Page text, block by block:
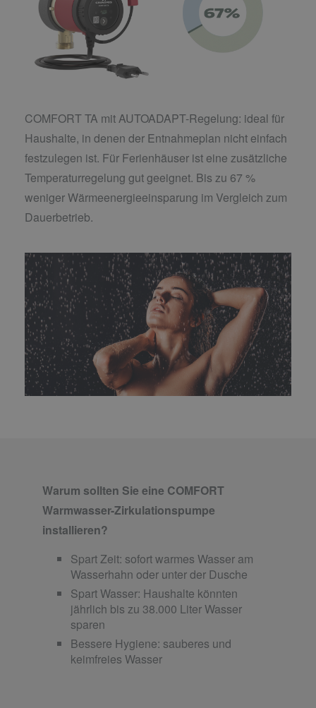
COMFORT TA mit AUTOADAPT-Regelung: ideal für
Haushalte, in denen der Entnahmeplan nicht einfach
festzulegen ist. Für Ferienhäuser ist eine zusätzliche
Temperaturregelung gut geeignet. Bis zu 67 %
weniger Wärmeenergieeinsparung im Vergleich zum
Dauerbetrieb.
Warum sollten Sie eine COMFORT
Warmwasser-Zirkulationspumpe
installieren?
Spart Zeit: sofort warmes Wasser am
Wasserhahn oder unter der Dusche
Spart Wasser: Haushalte könnten
jährlich bis zu 38.000 Liter Wasser
sparen
Bessere Hygiene: sauberes und
keimfreies Wasser